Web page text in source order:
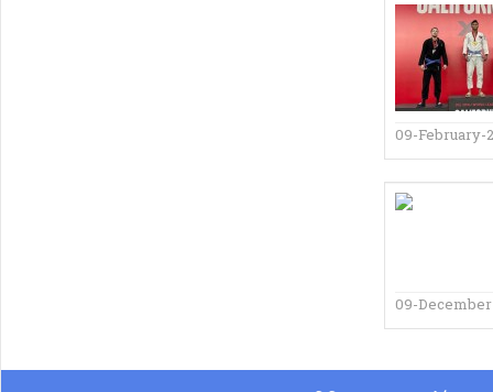
09-February-
09-